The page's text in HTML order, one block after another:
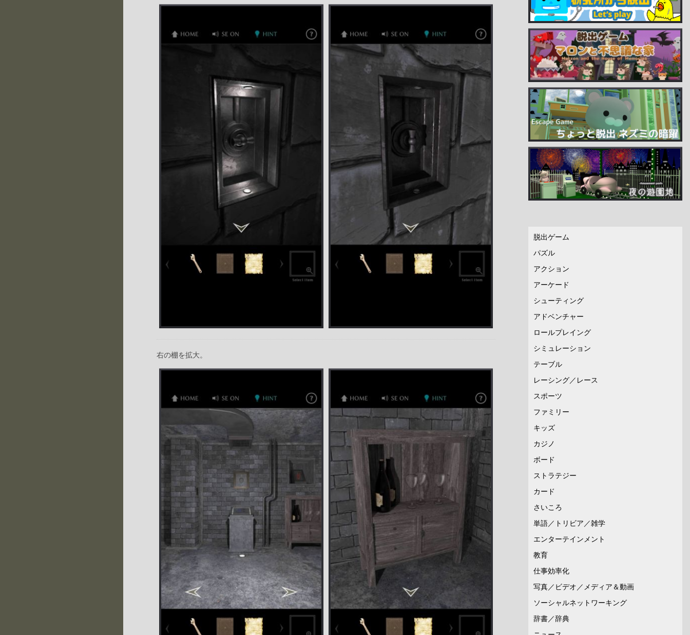
右の棚を拡大。
脱出ゲーム
パズル
アクション
アーケード
シューティング
アドベンチャー
ロールプレイング
シミュレーション
テーブル
レーシング／レース
スポーツ
ファミリー
キッズ
カジノ
ボード
ストラテジー
カード
さいころ
単語／トリビア／雑学
エンターテインメント
教育
仕事効率化
写真／ビデオ／メディア＆動画
ソーシャルネットワーキング
辞書／辞典